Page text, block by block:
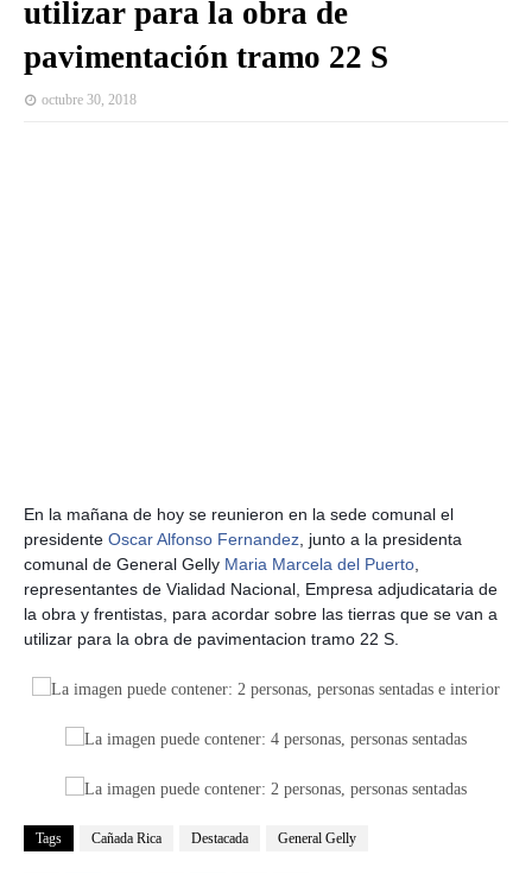
utilizar para la obra de
pavimentación tramo 22 S
octubre 30, 2018
En la mañana de hoy se reunieron en la sede comunal el
presidente Oscar Alfonso Fernandez , junto a la presidenta
comunal de General Gelly Maria Marcela del Puerto
representantes de Vialidad Nacional, Empresa adjudicataria de
la obra y frentistas, para acordar sobre las tierras que se van a
utilizar para la obra de pavimentacion tramo 22 S.
Tags Cañada Rica Destacada General Gelly